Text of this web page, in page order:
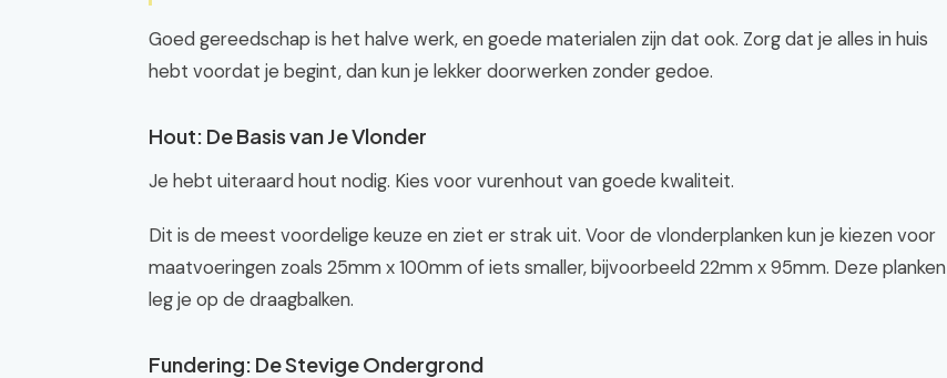
Goed gereedschap is het halve werk, en goede materialen zijn dat ook. Zorg dat je alles in huis
hebt voordat je begint, dan kun je lekker doorwerken zonder gedoe.
Hout: De Basis van Je Vlonder
Je hebt uiteraard hout nodig. Kies voor vurenhout van goede kwaliteit.
Dit is de meest voordelige keuze en ziet er strak uit. Voor de vlonderplanken kun je kiezen voor
maatvoeringen zoals 25mm x 100mm of iets smaller, bijvoorbeeld 22mm x 95mm. Deze planken
leg je op de draagbalken.
Fundering: De Stevige Ondergrond